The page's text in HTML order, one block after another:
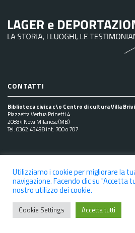
CONTATTI
Biblioteca civica c\o Centro di cultura Villa
Piazzetta Vertua Prinetti 4
20834 Nova Milanese (MB)
Tel. 0362.43498 int. 700 o 707
SEGUICI SUI SOCIAL
NOTE LEGALI PRIVACY POLICY
COOKIE POLICY
DICHIARAZIONE DI ACCESSIBILITÀ
CREDITS
Utilizziamo i cookie per migliorare la
navigazione. Facendo clic su "Accetta
nostro utilizzo dei cookie.
Cookie Settings Accetta tutti